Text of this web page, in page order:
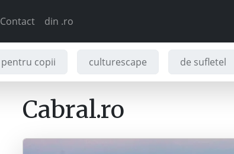
Contact din .ro
pentru copii culturescape de sufletel
Cabral.ro